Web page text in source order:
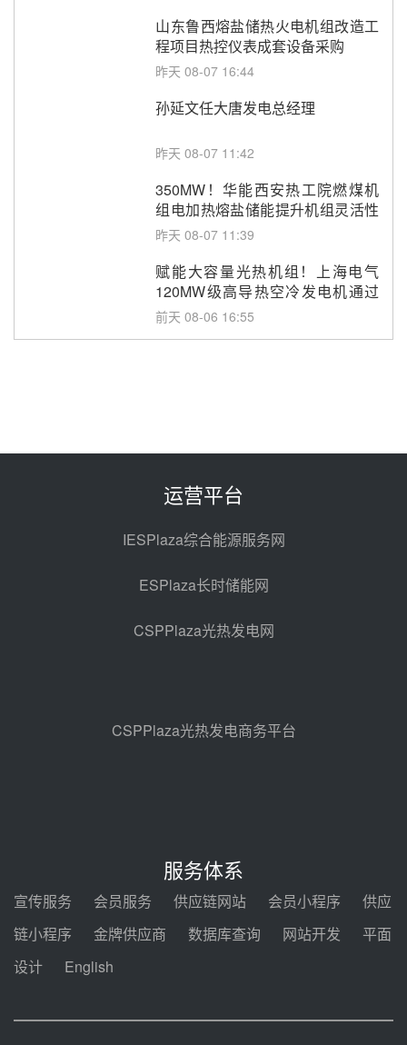
山东鲁西熔盐储热火电机组改造工
程项目热控仪表成套设备采购
昨天 08-07 16:44
孙延文任大唐发电总经理
昨天 08-07 11:42
350MW！华能西安热工院燃煤机
组电加热熔盐储能提升机组灵活性
改造项目初步设计第三方评审服务
昨天 08-07 11:39
赋能大容量光热机组！上海电气
120MW级高导热空冷发电机通过
型式试验
前天 08-06 16:55
100MW光工程性能试验采购
光热示范电站二列蒸汽发生器设备
亚核阀业中标天山北麓100MW光
热发电工程EPC总承包项目熔盐截
止阀、熔盐三偏心蝶阀采购
08-05 17:15
包项目熔盐介质超声波流量计采购
08-05 17:09
电机组灵活性改造项目三元液态盐
采购合同
迪尔化工预中标华能西安热工院
2026-2029年熔盐介质框架协议
100MW光热项目机组调试及性能
运营平台
IESPlaza综合能源服务网
ESPlaza长时储能网
CSPPlaza光热发电网
CSPPlaza光热发电商务平台
服务体系
宣传服务 会员服务 供应链网站 会员小程序
供应
链小程序
金牌供应商 数据库查询 网站开发
平面
设计
English